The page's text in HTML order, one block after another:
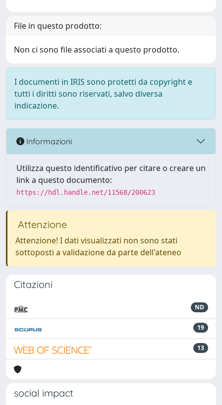
File in questo prodotto:
Non ci sono file associati a questo prodotto.
I documenti in IRIS sono protetti da copyright e
tutti i diritti sono riservati, salvo diversa
indicazione.
Informazioni
Utilizza questo identificativo per citare o creare un
link a questo documento:
https://hdl.handle.net/11568/200623
Attenzione
Attenzione! I dati visualizzati non sono stati
sottoposti a validazione da parte dell'ateneo
Citazioni
ND
19
13
social impact